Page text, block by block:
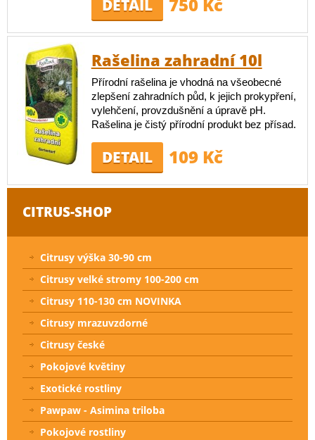
DETAIL 750 Kč
Rašelina zahradní 10l
Přírodní rašelina je vhodná na všeobecné
zlepšení zahradních půd, k jejich prokypření,
vylehčení, provzdušnění a úpravě pH.
Rašelina je čistý přírodní produkt bez přísad.
DETAIL 109 Kč
CITRUS-SHOP
Citrusy výška 30-90 cm
Citrusy velké stromy 100-200 cm
Citrusy 110-130 cm NOVINKA
Citrusy mrazuvzdorné
Citrusy české
Pokojové květiny
Exotické rostliny
Pawpaw - Asimina triloba
Pokojové rostliny